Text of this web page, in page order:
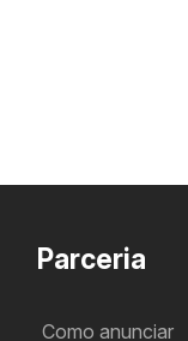
Parceria
Como anunciar